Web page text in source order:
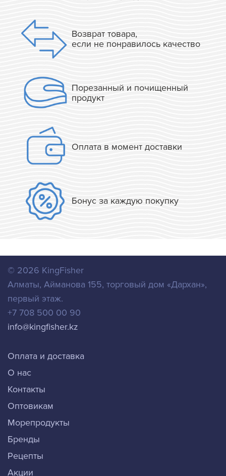
Возврат товара,
если не понравилось качество
Порезанный и почищенный
продукт
Оплата в момент доставки
Бонус за каждую покупку
© 2026 KingFisher
Алматы, Айманова 155, торговый дом «Дархан»,
первый этаж.
+7 708 500 00 90
info@kingfisher.kz
Оплата и доставка
О нас
Контакты
Оптовикам
Морепродукты
Бренды
Рецепты
Акции